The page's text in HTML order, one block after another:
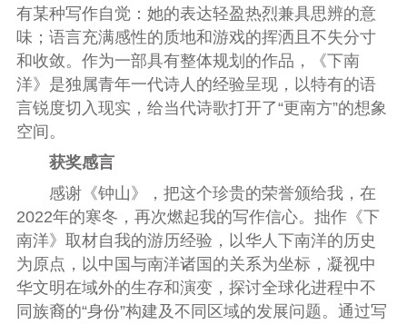
有某种写作自觉：她的表达轻盈热烈兼具思辨的意
味；语言充满感性的质地和游戏的挥洒且不失分寸
和收敛。作为一部具有整体规划的作品，《下南
洋》是独属青年一代诗人的经验呈现，以特有的语
言锐度切入现实，给当代诗歌打开了“更南方”的想象
空间。
获奖感言
感谢《钟山》，把这个珍贵的荣誉颁给我，在
2022年的寒冬，再次燃起我的写作信心。拙作《下
南洋》取材自我的游历经验，以华人下南洋的历史
为原点，以中国与南洋诸国的关系为坐标，凝视中
华文明在域外的生存和演变，探讨全球化进程中不
同族裔的“身份”构建及不同区域的发展问题。通过写